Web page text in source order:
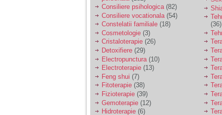
care nu pot trece:
prietena mea a ramas
insarcinata cu o fata.
Am fost de comun
acord sa facem un
copil, cu gandul ca e
baiat.
Am 14 ani si o mare
problema. Acum 8 luni
am inceput o relatie
cu un baiat in varsta
de 20 de ani, m-a
Consiliere psihologica(82)
Consiliere vocationala (54)
Constelatii familiale (18)
Cosmetologie (3)
Cristaloterapie (26)
Detoxifiere (29)
Electropunctura (10)
Electroterapie (13)
Feng shui (7)
Fitoterapie (38)
Fizioterapie (39)
Gemoterapie (12)
Hidroterapie (6)
(36)